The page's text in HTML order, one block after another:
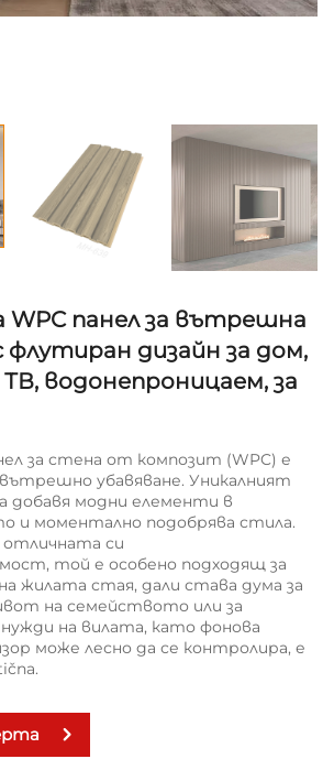
WPC панел за вътрешна
флутиран дизайн за дом,
ТВ, водонепроницаем, за
за стена от композит (WPC) е
вътрешно убавяване. Уникалният
добавя модни елементи в
и моментално подобрява стила.
отличната си
той е особено подходящ за
жилата стая, дали става дума за
на семейството или за
на вилата, като фонова
може лесно да се контролира, е